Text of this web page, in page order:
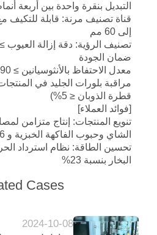
التبديل بنقرة واحدة بين أربعة
إلى 60 مم
تصنيف الرؤية: دقة إزالة العيوب ≥99.2%
ضمان الجودة
معدل الاحتفاظ بالأنثوسيانين ≥ 90%
مراقبة بلورات الجليد في
قطرة الذوبان ≤ 5%)
[فوائد العملاء]
الشاي وحبوب الفاكهة الخبزية و 6 فئات منتجات
تحسين الطاقة: نظام استرداد
البخار بنسبة 23%
Cases
2024-10-08